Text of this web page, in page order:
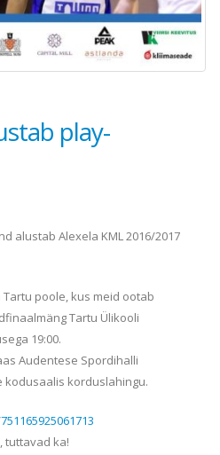
play-
alustab Alexela KML 2016/2017
poole, kus meid ootab
Tartu Ülikooli
19:00.
Audentese Spordihalli
kodusaalis korduslahingu.
tuttavad ka!